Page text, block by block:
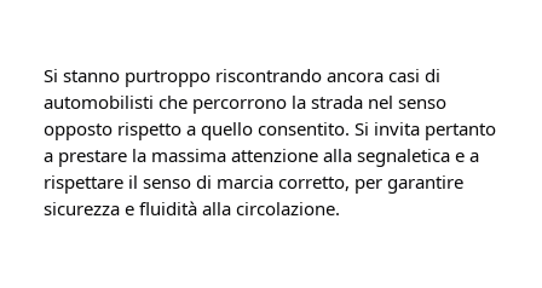
Si stanno purtroppo riscontrando ancora casi di
automobilisti che percorrono la strada nel senso
opposto rispetto a quello consentito. Si invita pertanto
a prestare la massima attenzione alla segnaletica e a
rispettare il senso di marcia corretto, per garantire
sicurezza e fluidità alla circolazione.